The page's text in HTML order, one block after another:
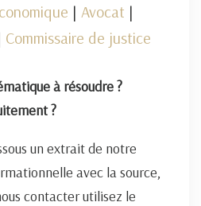
| Avocat |
Commissaire de justice
à résoudre ?
?
un extrait de notre
avec la source,
contacter utilisez le